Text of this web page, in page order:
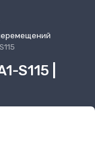
S115 |